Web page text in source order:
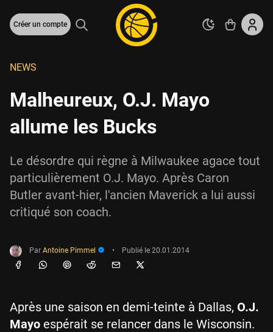
Créer un compte
NEWS
Malheureux, O.J. Mayo
allume les Bucks
Le désordre qui règne à Milwaukee agace tout
particulièrement O.J. Mayo. Après Caron
Butler avant-hier, l'ancien Maverick a lui aussi
critiqué son coach.
Par Antoine Pimmel • Publié le 20.01.2014
Après une saison en demi-teinte à Dallas, O.J.
Mayo espérait se relancer dans le Wisconsin.